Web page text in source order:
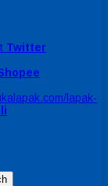
Twitter
lapak-